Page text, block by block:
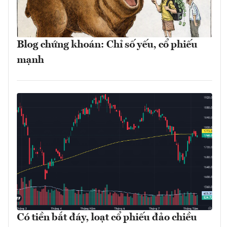
Blog chứng khoán: Chỉ số yếu, cổ phiếu
mạnh
Có tiền bắt đáy, loạt cổ phiếu đảo chiều